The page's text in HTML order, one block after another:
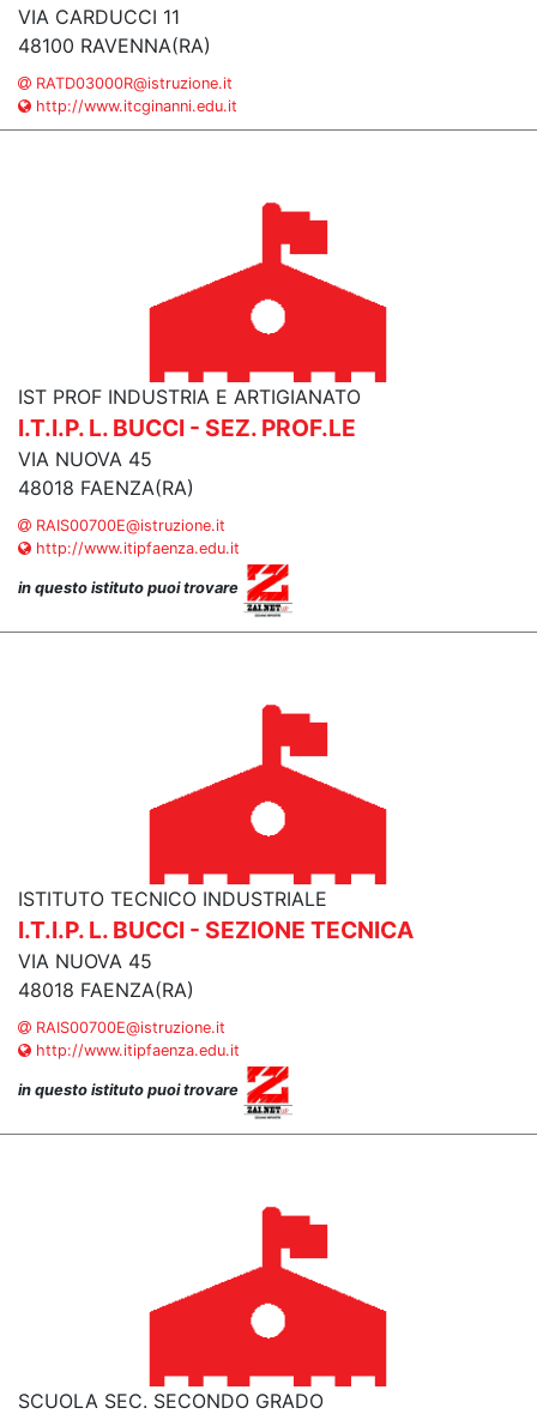
VIA CARDUCCI 11
48100 RAVENNA(RA)
RATD03000R@istruzione.it
http://www.itcginanni.edu.it
IST PROF INDUSTRIA E ARTIGIANATO
I.T.I.P. L. BUCCI - SEZ. PROF.LE
VIA NUOVA 45
48018 FAENZA(RA)
RAIS00700E@istruzione.it
http://www.itipfaenza.edu.it
in questo istituto puoi trovare
ISTITUTO TECNICO INDUSTRIALE
I.T.I.P. L. BUCCI - SEZIONE TECNICA
VIA NUOVA 45
48018 FAENZA(RA)
RAIS00700E@istruzione.it
http://www.itipfaenza.edu.it
in questo istituto puoi trovare
SCUOLA SEC. SECONDO GRADO